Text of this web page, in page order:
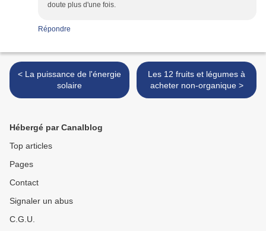
doute plus d'une fois.
Répondre
< La puissance de l'énergie
solaire
Les 12 fruits et légumes à
acheter non-organique >
Hébergé par Canalblog
Top articles
Pages
Contact
Signaler un abus
C.G.U.